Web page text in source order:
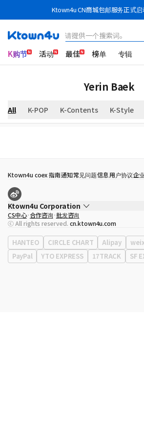
Ktown4u CN商城包邮服务正式启
请提供一个搜索词。
K购节 活动 最佳 榜单 专辑
Yerin Baek
All K-POP K-Contents K-Style
Ktown4u coex 指南通知常见问题信息用户协议企
Ktown4u Corporation
代表
宋効珉
营业执照 120-87-71116
公司地址 首尔特别市 江南区 岭东大路 513号 3楼 （
CS中心 合作咨询 批发咨询
ⓒ All rights reserved. cn.ktown4u.com
HANTEO CIRCLE CHART Alipay
PayPal
YTO EXPRESS 17TRACK SF